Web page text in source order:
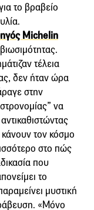
το βραβείο
Michelin
τέλεια
δεν ήταν ώρα
στην
να
τον κόσμο
στο πώς
που
το
μυστική
«Μόνο